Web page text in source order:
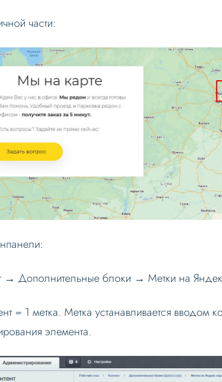
части:
→ Дополнительные блоки → Метки на
= 1 метка. Метка устанавливается
элемента.